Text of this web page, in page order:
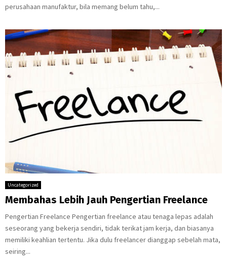
perusahaan manufaktur, bila memang belum tahu,...
Uncategorized
Membahas Lebih Jauh Pengertian Freelance
Pengertian Freelance Pengertian freelance atau tenaga lepas adalah
seseorang yang bekerja sendiri, tidak terikat jam kerja, dan biasanya
memiliki keahlian tertentu. Jika dulu freelancer dianggap sebelah mata,
seiring...